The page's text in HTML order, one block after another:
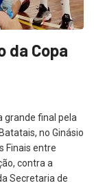
da Copa
grande final pela
no Ginásio
Finais entre
contra a
Secretaria de